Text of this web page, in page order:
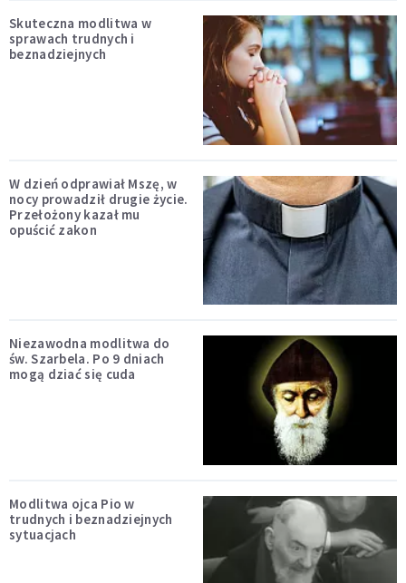
Skuteczna modlitwa w
sprawach trudnych i
beznadziejnych
W dzień odprawiał Mszę, w
nocy prowadził drugie życie.
Przełożony kazał mu
opuścić zakon
Niezawodna modlitwa do
św. Szarbela. Po 9 dniach
mogą dziać się cuda
Modlitwa ojca Pio w
trudnych i beznadziejnych
sytuacjach